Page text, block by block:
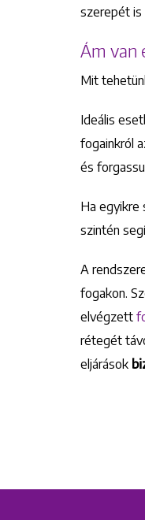
szerepét is
Ám van
Mit
Ideális
fogainkról
és
Ha egyikre
szintén
A
fogakon.
elvégzett
rétegét
eljárások